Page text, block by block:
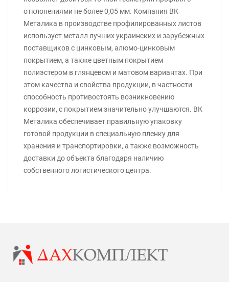
отклонениями не более 0,05 мм. Компания ВК
Металика в производстве профилированных листов
использует металл лучших украинских и зарубежных
поставщиков с цинковым, алюмо-цинковым
покрытием, а также цветным покрытием
полиэстером в глянцевом и матовом вариантах. При
этом качества и свойства продукции, в частности
способность противостоять возникновению
коррозии, с покрытием значительно улучшаются. ВК
Металика обеспечивает правильную упаковку
готовой продукции в специальную пленку для
хранения и транспортировки, а также возможность
доставки до объекта благодаря наличию
собственного логистического центра.